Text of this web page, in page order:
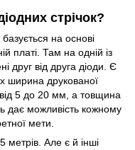
стрічок?
на основі
платі. Там на одній із
друг від друга діоди. Є
ширина друкованої
від 5 до 20 мм, а товщина
дає можливість кожному
мети.
метрів. Але є й інші